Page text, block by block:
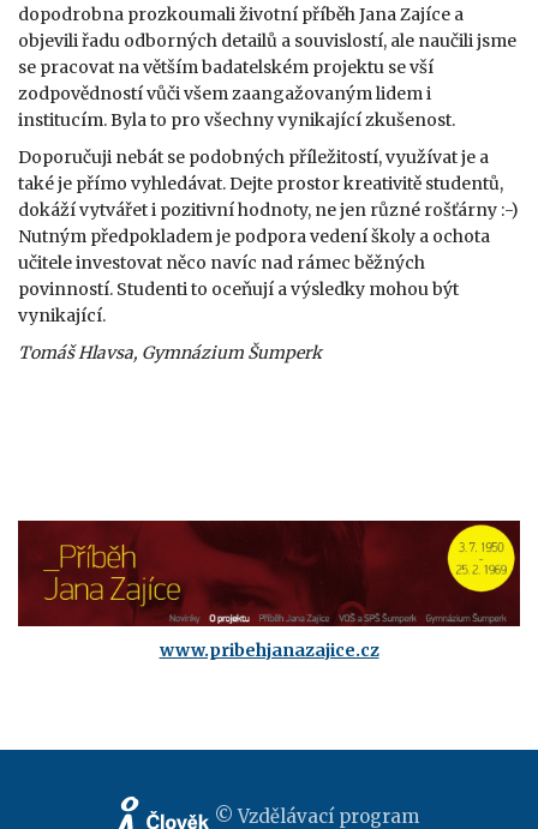
dopodrobna prozkoumali životní příběh Jana Zajíce a
objevili řadu odborných detailů a souvislostí, ale naučili jsme
se pracovat na větším badatelském projektu se vší
zodpovědností vůči všem zaangažovaným lidem i
institucím. Byla to pro všechny vynikající zkušenost.
Doporučuji nebát se podobných příležitostí, využívat je a
také je přímo vyhledávat. Dejte prostor kreativitě studentů,
dokáží vytvářet i pozitivní hodnoty, ne jen různé rošťárny :-)
Nutným předpokladem je podpora vedení školy a ochota
učitele investovat něco navíc nad rámec běžných
povinností. Studenti to oceňují a výsledky mohou být
vynikající.
Tomáš Hlavsa, Gymnázium Šumperk
www.pribehjanazajice.cz
© Vzdělávací program